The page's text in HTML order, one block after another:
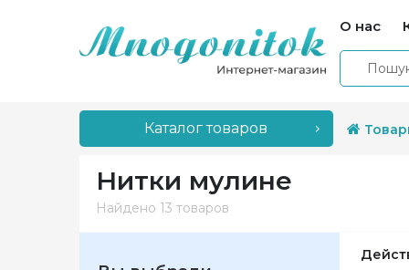
О нас
Каталог товаров
Нитки мулине
Найдено 13 товаров